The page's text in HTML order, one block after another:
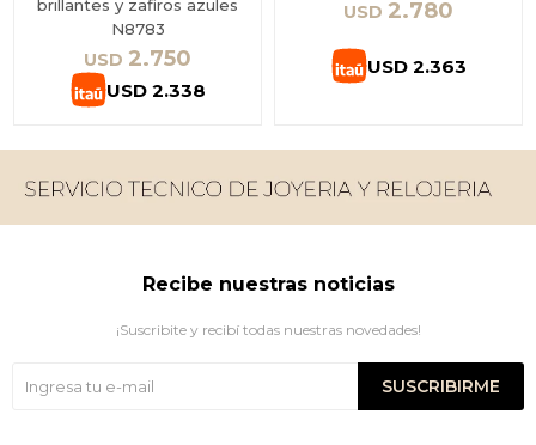
brillantes y zafiros azules
N8783
USD 2.750
USD 2.338
USD 2.780
USD 2.363
Recibe nuestras noticias
¡Suscribite y recibí todas nuestras novedades!
SUSCRIBIRME